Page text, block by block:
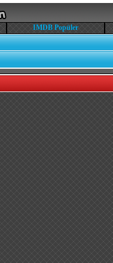
IMDB Popüler